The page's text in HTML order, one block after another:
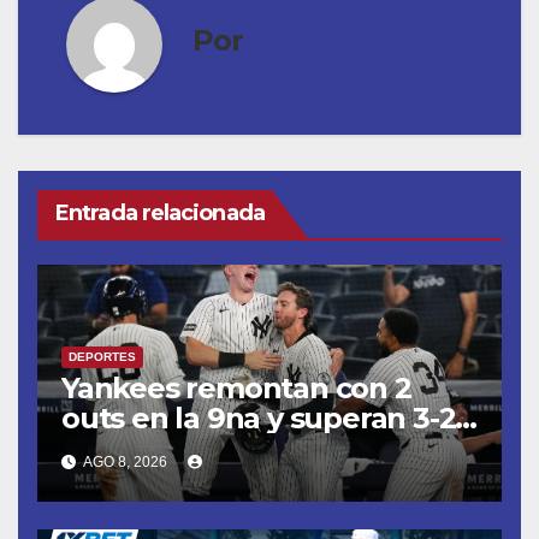
Por
Entrada relacionada
DEPORTES
Yankees remontan con 2
outs en la 9na y superan 3-2
a Bravos en 10 innings tras
larga lluvia
AGO 8, 2026